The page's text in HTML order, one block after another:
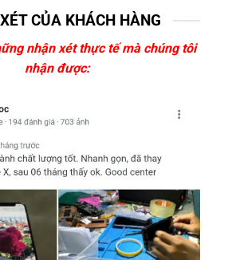
CỦA KHÁCH HÀNG
nhận xét thực tế mà chúng tôi
nhận được: